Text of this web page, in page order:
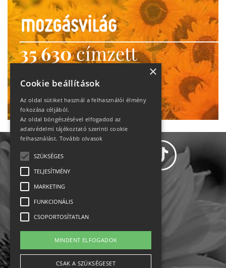
35 630címzett
heti motiváció
Ne maradj le!
Állásajánlatok
Impresszum-kapcsolat
Jogi nyilatkozat
×
Cookie beállítások
Az oldal sütiket használ a felhasználói élmény
fokozása céljából.
Az oldal böngészésével elfogadod az
adatvédelmi tájékoztató szerinti cookie
felhasználást. Tovább olvasok
SZÜKSÉGES
TELJESÍTMÉNY
MARKETING
FUNKCIONÁLIS
CSOPORTOSÍTATLAN
MINDENT ELFOGADOK
CSAK A SZÜKSÉGESET